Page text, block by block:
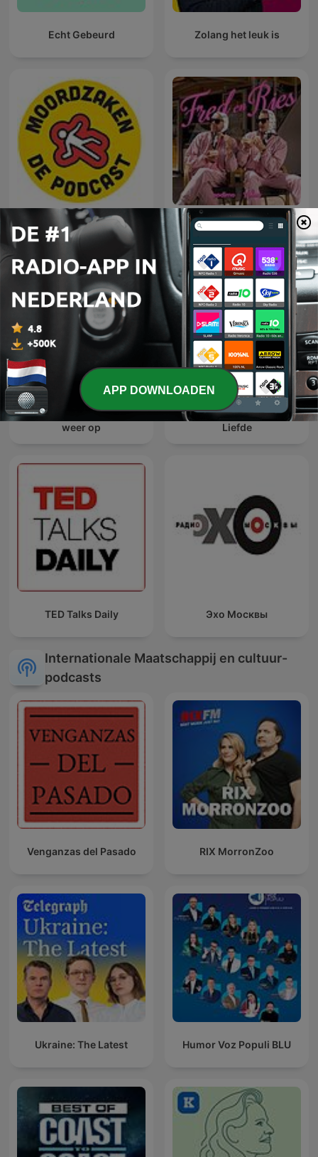
Echt Gebeurd Zolang het leuk is
Moordzaken Fred en Ries
Aaf en Lies lossen het wel
weer op
Reality Check - B&B Vol
Liefde
TED Talks Daily Эхо Москвы
Internationale Maatschappij en cultuur-
podcasts
Venganzas del Pasado RIX MorronZoo
Ukraine: The Latest Humor Voz Populi BLU
APP DOWNLOADEN